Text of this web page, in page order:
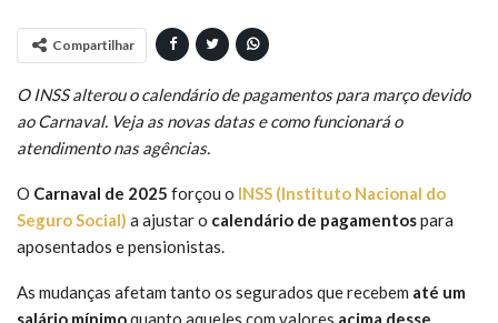
Compartilhar
O INSS alterou o calendário de pagamentos para março devido
ao Carnaval. Veja as novas datas e como funcionará o
atendimento nas agências.
O Carnaval de 2025 forçou o INSS (Instituto Nacional do
Seguro Social) a ajustar o calendário de pagamentospara
aposentados e pensionistas.
As mudanças afetam tanto os segurados que recebem até um
salário mínimoquanto aqueles com valores acima desse